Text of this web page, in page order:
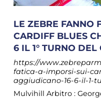
LE ZEBRE FANNO
CARDIFF BLUES
6 IL 1° TURNO DEL
https://
fatica-a-imporsi-sui-
aggiudicano-16-6-il-1-
Mulvihill Arbitro :